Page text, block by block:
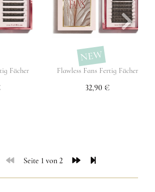
Fächer
NEW
Flawless Fans Fertig Fächer
32,90 €
Seite 1 von 2